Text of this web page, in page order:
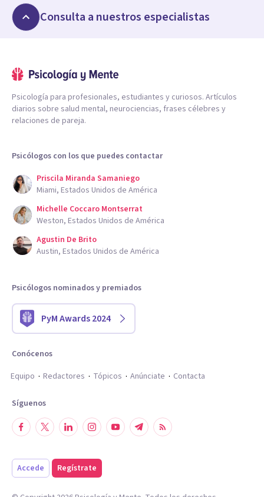
Consulta a nuestros especialistas
Psicología para profesionales, estudiantes y curiosos. Artículos
diarios sobre salud mental, neurociencias, frases célebres y
relaciones de pareja.
Psicólogos con los que puedes contactar
Priscila Miranda Samaniego
Miami, Estados Unidos de América
Michelle Coccaro Montserrat
Weston, Estados Unidos de América
Agustin De Brito
Austin, Estados Unidos de América
Psicólogos nominados y premiados
PyM Awards 2024
Conócenos
Equipo
Redactores Tópicos Anúnciate Contacta
Síguenos
Accede Regístrate